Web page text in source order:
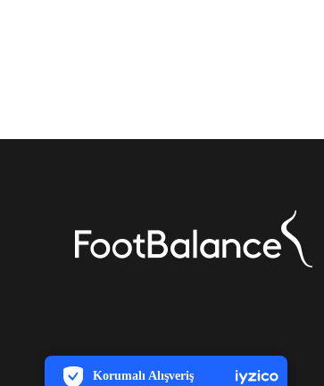
Korumalı Alışveriş
7/24 Canlı Destek